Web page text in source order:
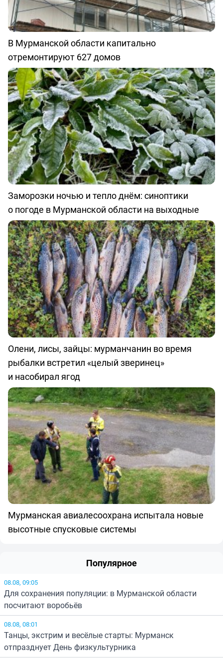
В Мурманской области капитально
отремонтируют 627 домов
Заморозки ночью и тепло днём: синоптики
о погоде в Мурманской области на выходные
Олени, лисы, зайцы: мурманчанин во время
рыбалки встретил «целый зверинец»
и насобирал ягод
Мурманская авиалесоохрана испытала новые
высотные спусковые системы
Популярное
08.08, 09:05
Для сохранения популяции: в Мурманской области
посчитают воробьёв
08.08, 08:01
Танцы, экстрим и весёлые старты: Мурманск
отпразднует День физкультурника